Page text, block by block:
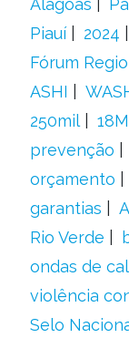
Alagoas
Piauí
2024
Fórum
ASHI
250mil
18M
prevenção
orçamento
garantias
Rio Verde
ondas de
violência
Selo